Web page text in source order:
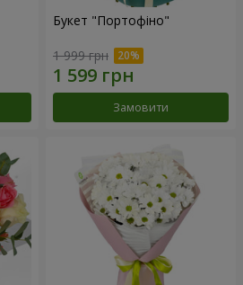
Букет "Портофіно"
1 999 грн
Замовити